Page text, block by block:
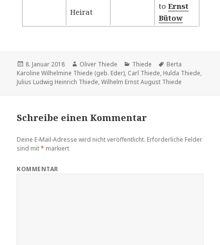
Heirat
to Ernst
Bütow
Veröffentlicht
am
8. Januar 2018 Autor
Oliver Thiede Kategorien
Thiede Tags
Berta
Karoline Wilhelmine Thiede (geb. Eder), Carl Thiede, Hulda Thiede,
Julius Ludwig Heinrich Thiede,Wilhelm Ernst August Thiede
Schreibe einen Kommentar
Deine E-Mail-Adresse wird nicht veröffentlicht. Erforderliche Felder
sind mit* markiert
KOMMENTAR